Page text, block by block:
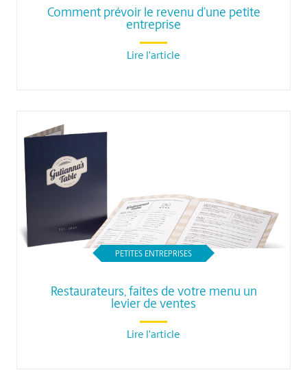
Comment prévoir le revenu d’une petite
entreprise
Lire l'article
PETITES ENTREPRISES
Restaurateurs, faites de votre menu un
levier de ventes
Lire l'article